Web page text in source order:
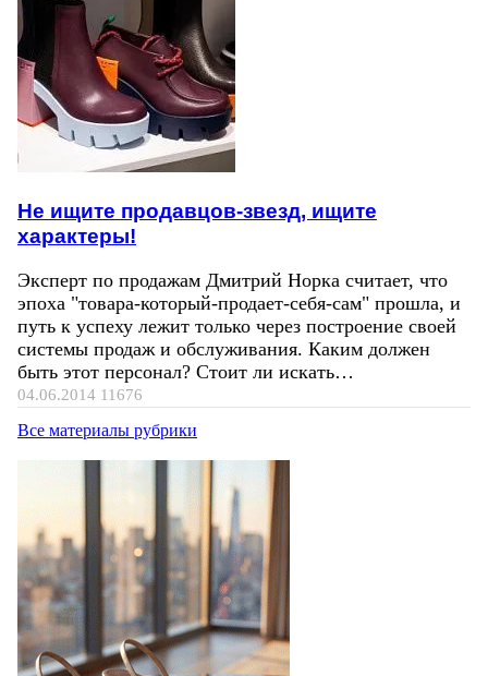
Не ищите продавцов-звезд, ищите
характеры!
Эксперт по продажам Дмитрий Норка считает, что
эпоха "товара-который-продает-себя-сам" прошла, и
путь к успеху лежит только через построение своей
системы продаж и обслуживания. Каким должен
быть этот персонал? Стоит ли искать…
04.06.2014 11676
Все материалы рубрики